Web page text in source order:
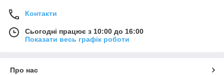
Контакти
Сьогодні працює з 10:00 до 16:00
Показати весь графік роботи
Про нас